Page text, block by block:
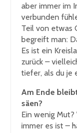
aber immer im
verbunden
Teil von etwas
begreift man:
Es ist ein
zurück –
tiefer, als du je
Am Ende
säen?
Ein wenig Mut?
immer es ist –